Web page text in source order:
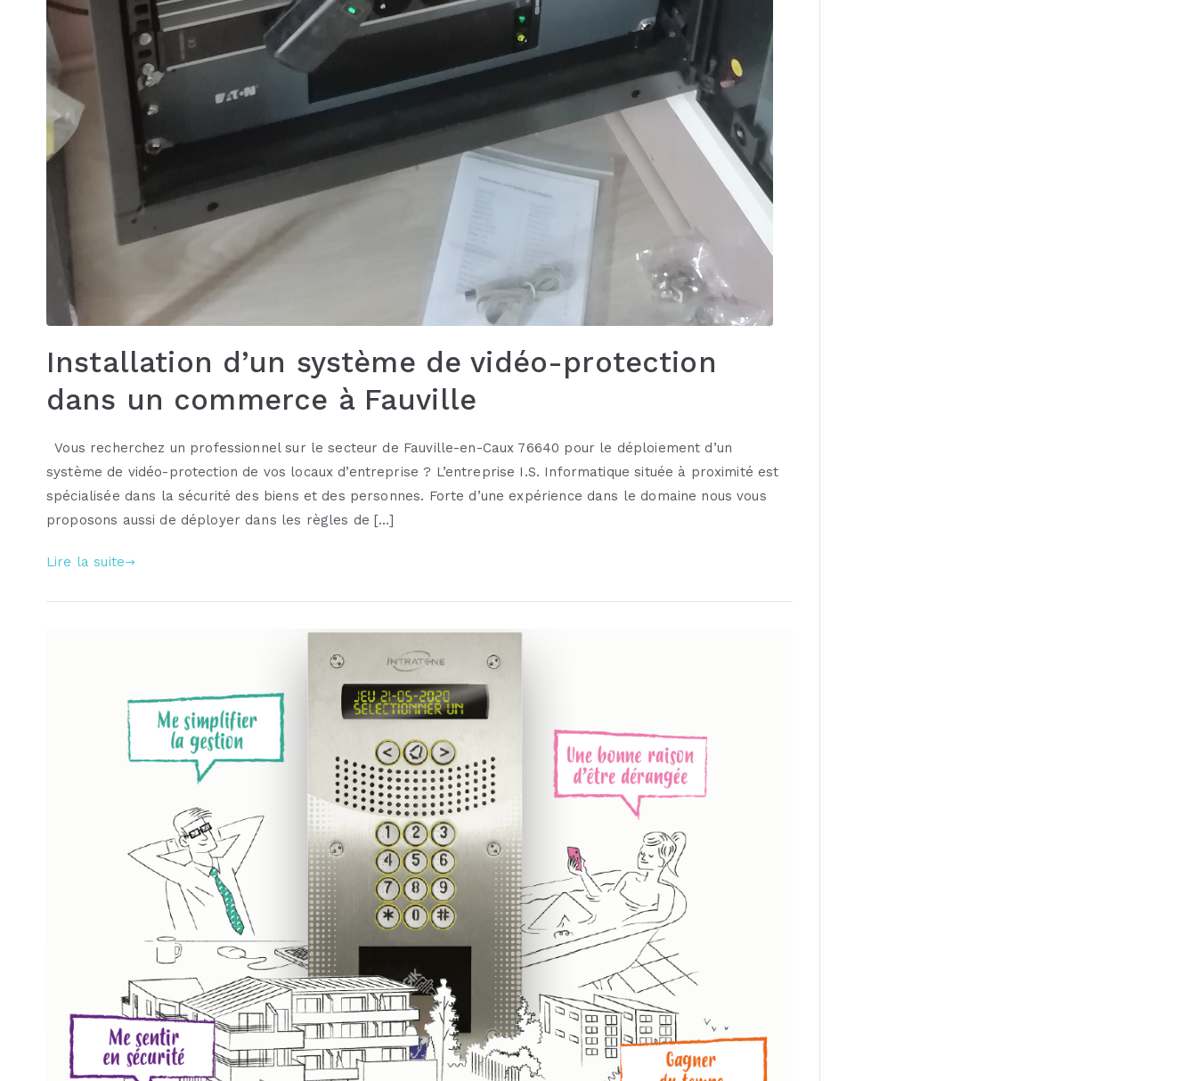
Installation d’un système de vidéo-protection
dans un commerce à Fauville
Vous recherchez un professionnel sur le secteur de Fauville-en-Caux 76640 pour le déploiement d’un
système de vidéo-protection de vos locaux d’entreprise ? L’entreprise I.S. Informatique située à proximité est
spécialisée dans la sécurité des biens et des personnes. Forte d’une expérience dans le domaine nous vous
proposons aussi de déployer dans les règles de […]
Lire la suite